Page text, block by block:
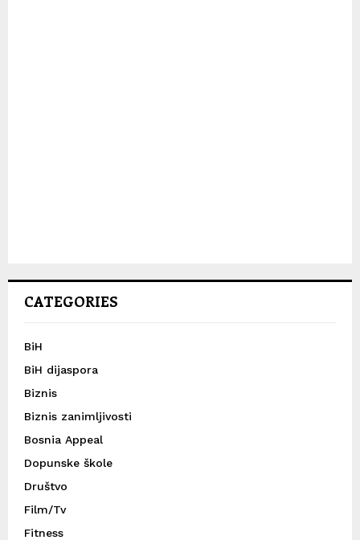
CATEGORIES
BiH
BiH dijaspora
Biznis
Biznis zanimljivosti
Bosnia Appeal
Dopunske škole
Društvo
Film/Tv
Fitness